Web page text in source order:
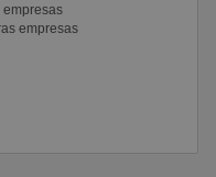
empresas
empresas